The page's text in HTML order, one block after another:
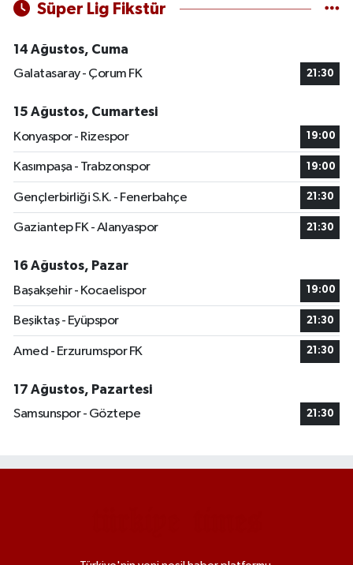
Süper Lig Fikstür
14 Ağustos, Cuma
Galatasaray - Çorum FK
21:30
15 Ağustos, Cumartesi
Konyaspor - Rizespor
19:00
Kasımpaşa - Trabzonspor 19:00
Gençlerbirliği S.K. - Fenerbahçe 21:30
Gaziantep FK - Alanyaspor 21:30
16 Ağustos, Pazar
Başakşehir - Kocaelispor
19:00
Beşiktaş - Eyüpspor 21:30
Amed - Erzurumspor FK 21:30
17 Ağustos, Pazartesi
Samsunspor - Göztepe
21:30